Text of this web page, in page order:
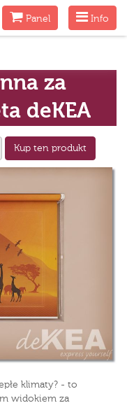
Menu
Info
MenuPanel
za
deKEA
Kup ten produkt
klimaty? - to
widokiem za